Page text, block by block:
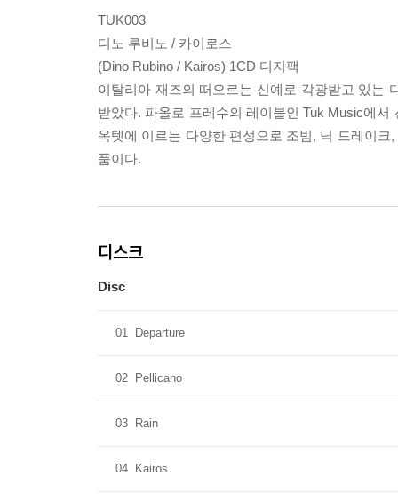
TUK003
디노 루비노 / 카이로스
(Dino Rubino / Kairos) 1CD 디지팩
이탈리아 재즈의 떠오르는 신예로 각광받고 있는
받았다. 파올로 프레수의 레이블인 Tuk Music에
옥텟에 이르는 다양한 편성으로 조빔, 닉 드레이
품이다.
디스크
Disc
01 Departure
02 Pellicano
03 Rain
04 Kairos